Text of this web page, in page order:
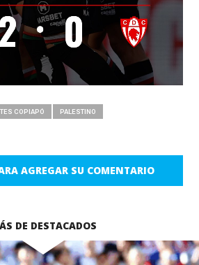
COPIAPÓ PALESTINO
AGREGAR SU COMENTARIO
DE DESTACADOS